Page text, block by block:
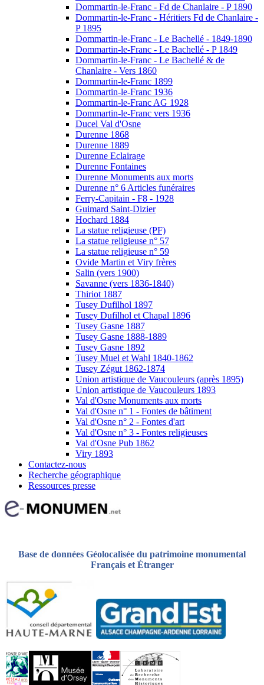
Dommartin-le-Franc - Fd de Chanlaire - P 1890
Dommartin-le-Franc - Héritiers Fd de Chanlaire -
P 1895
Dommartin-le-Franc - Le Bachellé - 1849-1890
Dommartin-le-Franc - Le Bachellé - P 1849
Dommartin-le-Franc - Le Bachellé & de
Chanlaire - Vers 1860
Dommartin-le-Franc 1899
Dommartin-le-Franc 1936
Dommartin-le-Franc AG 1928
Dommartin-le-Franc vers 1936
Ducel Val d'Osne
Durenne 1868
Durenne 1889
Durenne Eclairage
Durenne Fontaines
Durenne Monuments aux morts
Durenne n° 6 Articles funéraires
Ferry-Capitain - F8 - 1928
Guimard Saint-Dizier
Hochard 1884
La statue religieuse (PF)
La statue religieuse n° 57
La statue religieuse n° 59
Ovide Martin et Viry frères
Salin (vers 1900)
Savanne (vers 1836-1840)
Thiriot 1887
Tusey Dufilhol 1897
Tusey Dufilhol et Chapal 1896
Tusey Gasne 1887
Tusey Gasne 1888-1889
Tusey Gasne 1892
Tusey Muel et Wahl 1840-1862
Tusey Zégut 1862-1874
Union artistique de Vaucouleurs (après 1895)
Union artistique de Vaucouleurs 1893
Val d'Osne Monuments aux morts
Val d'Osne n° 1 - Fontes de bâtiment
Val d'Osne n° 2 - Fontes d'art
Val d'Osne n° 3 - Fontes religieuses
Val d'Osne Pub 1862
Viry 1893
Contactez-nous
Recherche géographique
Ressources presse
Base de données Géolocalisée du patrimoine monumental
Français et Étranger